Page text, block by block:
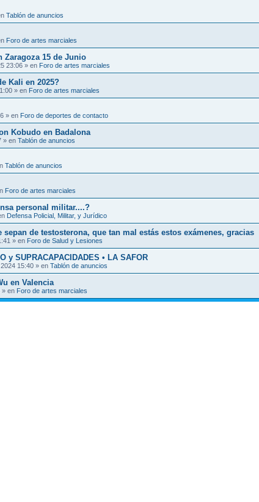
Tablón de anuncios
Foro de artes marciales
Zaragoza 15 de Junio
23:06 » en Foro de artes marciales
Kali en 2025?
» en Foro de artes marciales
» en Foro de deportes de contacto
Kobudo en Badalona
» en Tablón de anuncios
Tablón de anuncios
Foro de artes marciales
personal militar....?
Defensa Policial, Militar, y Jurídico
sepan de testosterona, que tan mal estás estos exámenes, gracias
» en Foro de Salud y Lesiones
y SUPRACAPACIDADES • LA SAFOR
15:40 » en Tablón de anuncios
en Valencia
» en Foro de artes marciales